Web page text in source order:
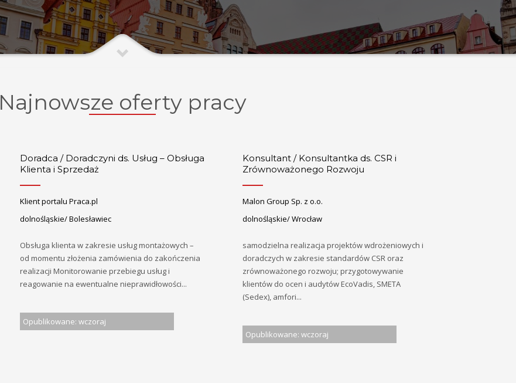
Najnowsze oferty pracy
Doradca / Doradczyni ds. Usług – Obsługa
Klienta i Sprzedaż
Klient portalu Praca.pl
dolnośląskie/ Bolesławiec
Obsługa klienta w zakresie usług montażowych –
od momentu złożenia zamówienia do zakończenia
realizacji Monitorowanie przebiegu usług i
reagowanie na ewentualne nieprawidłowości...
Opublikowane: wczoraj
Konsultant / Konsultantka ds. CSR i
Zrównoważonego Rozwoju
Malon Group Sp. z o.o.
dolnośląskie/ Wrocław
samodzielna realizacja projektów wdrożeniowych i
doradczych w zakresie standardów CSR oraz
zrównoważonego rozwoju; przygotowywanie
klientów do ocen i audytów EcoVadis, SMETA
(Sedex), amfori...
Opublikowane: wczoraj